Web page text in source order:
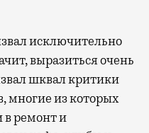
исключительно
выразиться очень
шквал критики
многие из которых
в ремонт и